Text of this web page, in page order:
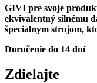
GIVI pre svoje
ekvivalentný silnému
špeciálnym strojom,
Doručenie do 14 dní
Zdielajte